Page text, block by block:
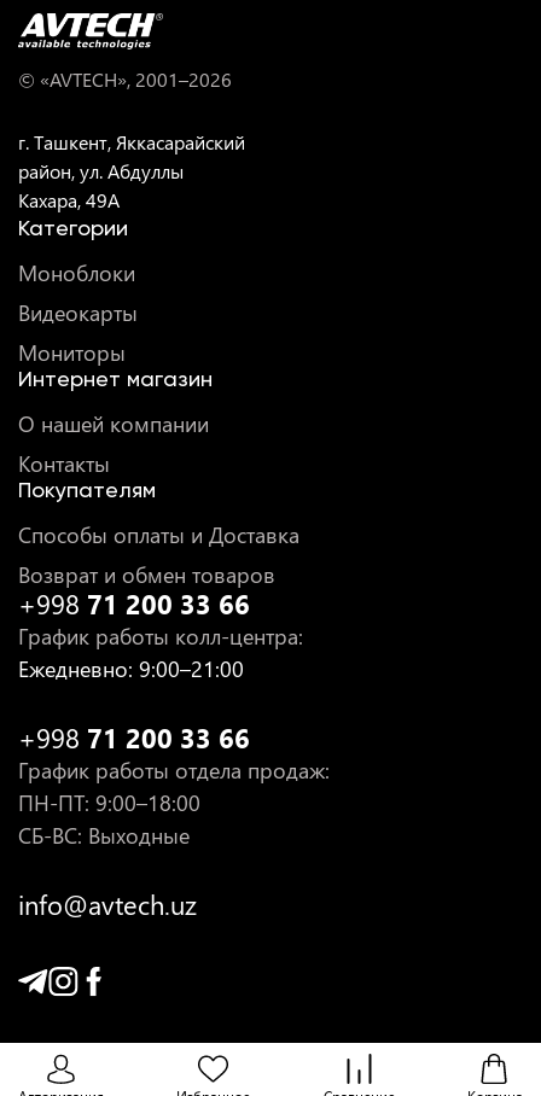
© «AVTECH», 2001–2026
г. Ташкент, Яккасарайский
район, ул. Абдуллы
Кахара, 49A
Категории
Моноблоки
Видеокарты
Мониторы
Интернет магазин
О нашей компании
Контакты
Покупателям
Способы оплаты и Доставка
Возврат и обмен товаров
+998 71 200 33 66
График работы колл-центра:
Ежедневно: 9:00–21:00
+998 71 200 33 66
График работы отдела продаж:
ПН-ПТ: 9:00–18:00
СБ-ВС: Выходные
info@avtech.uz